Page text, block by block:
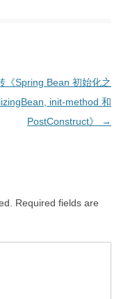
《Spring Bean 初始化之
init-method 和
PostConstruct》
→
Required fields are